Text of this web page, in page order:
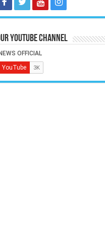
Youtube Channel